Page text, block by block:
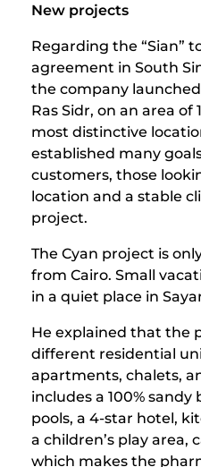
New projects
Regarding the “Sian”
agreement in South
the company launched
Ras Sidr, on an area of
most distinctive
established many
customers, those
location and a stable
project.
The Cyan project is
from Cairo. Small
in a quiet place in
He explained that the
different residential
apartments, chalets,
includes a 100%
pools, a 4-star hotel,
a children’s play area,
which makes the